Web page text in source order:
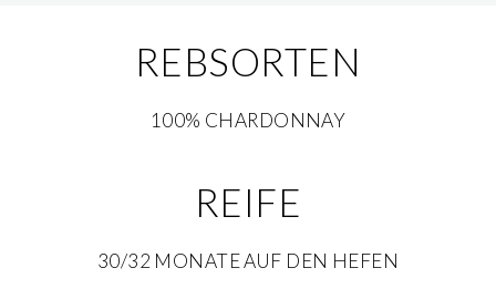
REBSORTEN
100% CHARDONNAY
REIFE
30/32 MONATE AUF DEN HEFEN